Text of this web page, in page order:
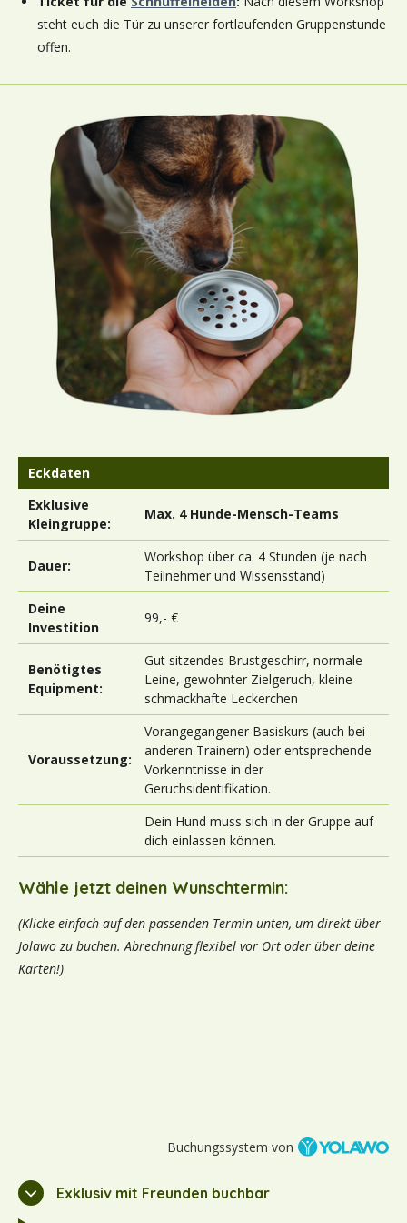
steht euch die Tür zu unserer fortlaufenden Gruppenstunde
offen.
Eckdaten
Exklusive
Kleingruppe:
Max. 4 Hunde-Mensch-Teams
Dauer:
Workshop über ca. 4 Stunden (je nach
Teilnehmer und Wissensstand)
Deine
Investition
99,- €
Benötigtes
Equipment:
Gut sitzendes Brustgeschirr, normale
Leine, gewohnter Zielgeruch, kleine
schmackhafte Leckerchen
Voraussetzung:
Vorangegangener Basiskurs (auch bei
anderen Trainern) oder entsprechende
Vorkenntnisse in der
Geruchsidentifikation.
Dein Hund muss sich in der Gruppe auf
dich einlassen können.
Wähle jetzt deinen Wunschtermin:
(Klicke einfach auf den passenden Termin unten, um direkt über
Jolawo zu buchen. Abrechnung flexibel vor Ort oder über deine
Karten!)
Buchungssystem von
Exklusiv mit Freunden buchbar